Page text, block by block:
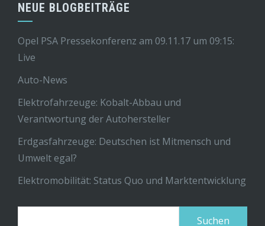
NEUE BLOGBEITRÄGE
Opel PSA Pressekonferenz am 09.11.17 um 09:15:
Live
Auto-News
Elektrofahrzeuge: Kobalt-Abbau und
Verantwortung der Autohersteller
Erdgasfahrzeuge: Deutschen ist Mitmensch und
Umwelt egal?
Elektromobilität: Status Quo und Marktentwicklung